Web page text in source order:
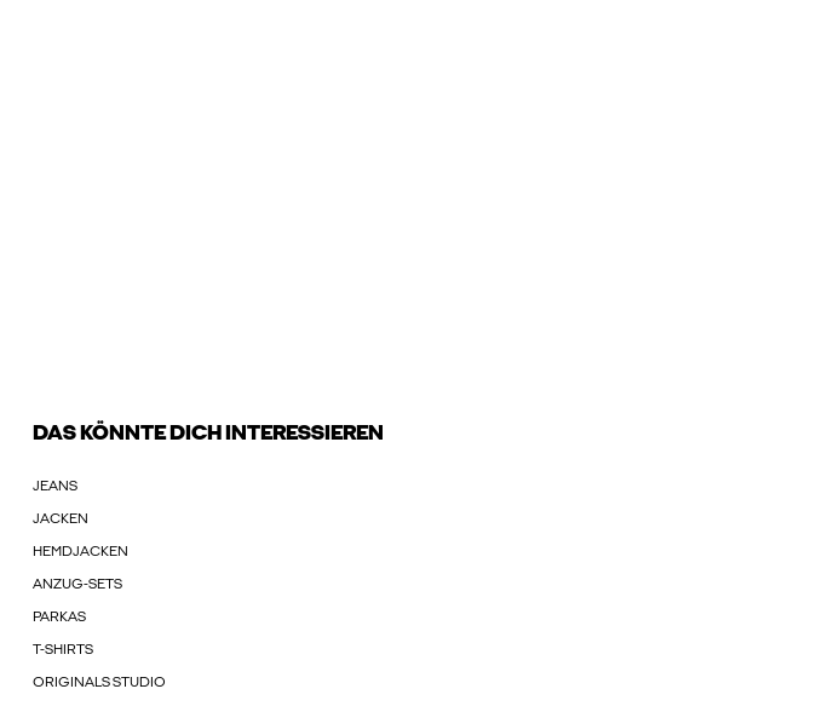
DAS KÖNNTE DICH INTERESSIEREN
JEANS
JACKEN
HEMDJACKEN
ANZUG-SETS
PARKAS
T-SHIRTS
ORIGINALS STUDIO